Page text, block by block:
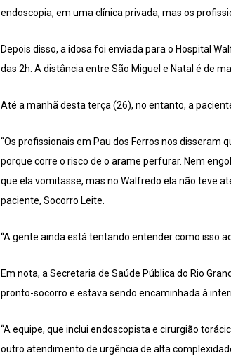
endoscopia, em uma clínica privada, mas os
Depois disso, a idosa foi enviada para o Hospital
das 2h. A distância entre São Miguel e Natal é de
Até a manhã desta terça (26), no entanto, a
“Os profissionais em Pau dos Ferros nos
porque corre o risco de o arame perfurar. Nem
que ela vomitasse, mas no Walfredo ela não teve
paciente, Socorro Leite.
“A gente ainda está tentando entender como isso
Em nota, a Secretaria de Saúde Pública do Rio
pronto-socorro e estava sendo encaminhada à
“A equipe, que inclui endoscopista e cirurgião
outro atendimento de urgência de alta